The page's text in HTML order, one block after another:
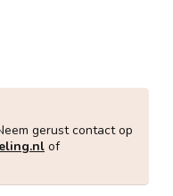
gerust contact op
of